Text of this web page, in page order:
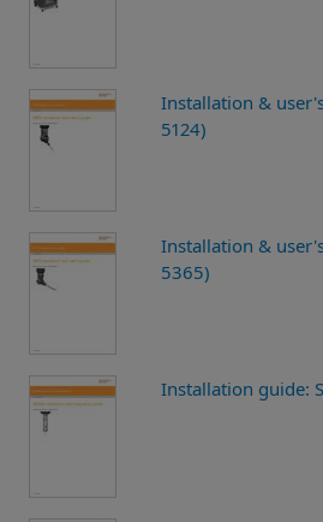
Installation &
5124)
Installation &
5365)
Installation guide: